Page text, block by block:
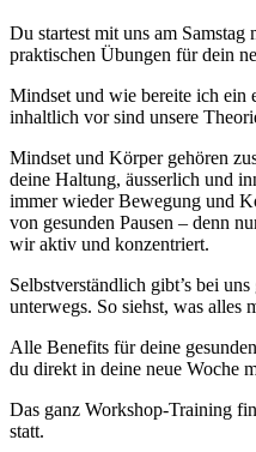
Du startest mit uns am
praktischen Übungen für dein
Mindset und wie bereite ich ein
inhaltlich vor sind unsere
Mindset und Körper gehören
deine Haltung, äusserlich und
immer wieder Bewegung und
von gesunden Pausen – denn
wir aktiv und konzentriert.
Selbstverständlich gibt’s bei
unterwegs. So siehst, was alles
Alle Benefits für deine
du direkt in deine neue Woche
Das ganz Workshop-Training
statt.